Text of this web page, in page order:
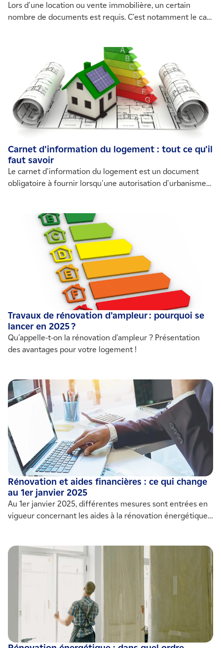
Lors d'une location ou vente immobilière, un certain
nombre de documents est requis. C'est notamment le cas
énergétiques, les éventuels risques pour la santé ou
sécurité des occupants. Il est encadré par la législation et
effectué par des professionnels certifiés.
Carnet d’information du logement : tout ce qu’il
faut savoir
Le carnet d'information du logement est un document
obligatoire à fournir lorsqu'une autorisation d'urbanisme
performance d'un logement.
Travaux de rénovation d’ampleur : pourquoi se
lancer en 2025 ?
Qu'appelle-t-on la rénovation d'ampleur ? Présentation
des avantages pour votre logement !
Rénovation et aides financières : ce qui change
au 1er janvier 2025
Au 1er janvier 2025, différentes mesures sont entrées en
vigueur concernant les aides à la rénovation énergétique,
prendre en compte.